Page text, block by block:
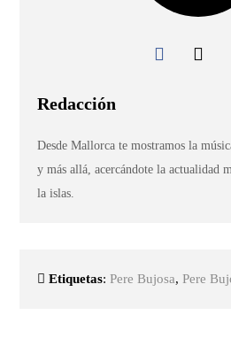
Redacción
Desde Mallorca te mostramos la
y más allá, acercándote la actualidad
la islas.
Etiquetas:Pere Bujosa,Pere